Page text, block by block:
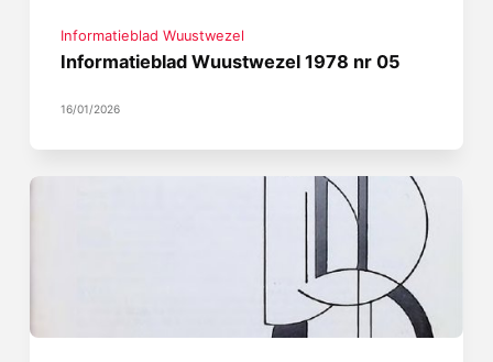
Informatieblad Wuustwezel
Informatieblad Wuustwezel 1978 nr 05
16/01/2026